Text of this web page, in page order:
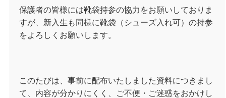
保護者の皆様には靴袋持参の協力をお願いしておりま
すが、新入生も同様に靴袋（シューズ入れ可）の持参
をよろしくお願いします。
このたびは、事前に配布いたしました資料につきまし
て、内容が分かりにくく、ご不便・ご迷惑をおかけし